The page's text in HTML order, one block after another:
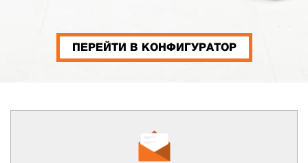
ПЕРЕЙТИ В КОНФИГУРАТОР